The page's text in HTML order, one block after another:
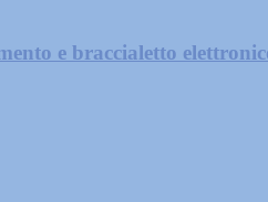
e braccialetto